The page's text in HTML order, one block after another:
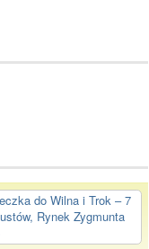
do Wilna i Trok – 7
Rynek Zygmunta